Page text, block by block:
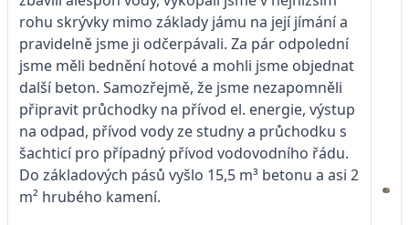
rohu skrývky mimo základy jámu na její jímání a
pravidelně jsme ji odčerpávali. Za pár odpolední
jsme měli bednění hotové a mohli jsme objednat
další beton. Samozřejmě, že jsme nezapomněli
připravit průchodky na přívod el. energie, výstup
na odpad, přívod vody ze studny a průchodku s
šachticí pro případný přívod vodovodního řádu.
Do základových pásů vyšlo 15,5 m³ betonu a asi 2
m² hrubého kamení.